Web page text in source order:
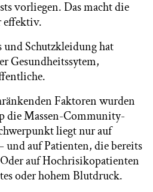
vorliegen. Das macht die
effektiv.
Schutzkleidung hat
Gesundheitssytem,
Faktoren wurden
die Massen-Community-
liegt nur auf
und auf Patienten, die bereits
auf Hochrisikopatienten
oder hohem Blutdruck.